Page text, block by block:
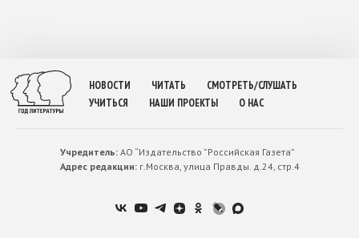
НОВОСТИ ЧИТАТЬ
СМОТРЕТЬ/СЛУШАТЬ
УЧИТЬСЯ
НАШИ ПРОЕКТЫ О НАС
Учредитель:АО “Издательство ”Российская Газета”
Адрес редакции:г.Москва, улица Правды. д.24, стр.4